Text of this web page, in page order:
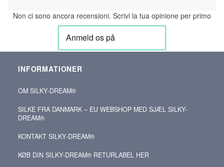
Non ci sono ancora recensioni. Scrivi la tua opinione per primo
INFORMATIONER
OM SILKY‑DREAM®
SILKE FRA DANMARK – EU WEBSHOP MED SJÆL SILKY-
DREAM®
KONTAKT SILKY‑DREAM®
KØB DIN SILKY‑DREAM® RETURLABEL HER